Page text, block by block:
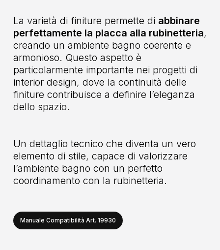
La varietà di finiture permette di abbinare
perfettamente la placca alla rubinetteria,
creando un ambiente bagno coerente e
armonioso. Questo aspetto è
particolarmente importante nei progetti di
interior design, dove la continuità delle
finiture contribuisce a definire l’eleganza
dello spazio.
Un dettaglio tecnico che diventa un vero
elemento di stile, capace di valorizzare
l’ambiente bagno con un perfetto
coordinamento con la rubinetteria.
Manuale Compatibilità Art. 19930